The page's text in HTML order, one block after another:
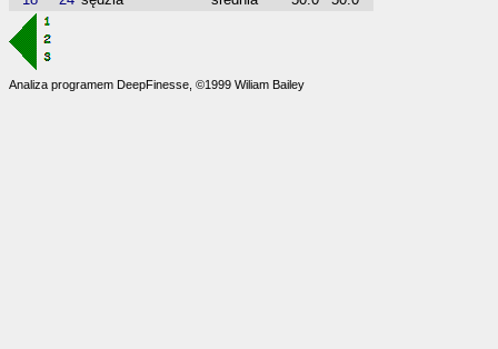
Analiza programem DeepFinesse, ©1999 Wiliam Bailey